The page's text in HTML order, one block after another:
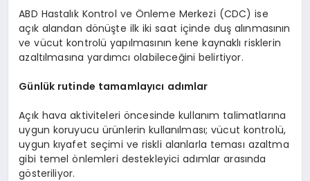
ABD Hastalık Kontrol ve Önleme Merkezi (CDC) ise
açık alandan dönüşte ilk iki saat içinde duş alınmasının
ve vücut kontrolü yapılmasının kene kaynaklı risklerin
azaltılmasına yardımcı olabileceğini belirtiyor.
Günlük rutinde tamamlayıcı adımlar
Açık hava aktiviteleri öncesinde kullanım talimatlarına
uygun koruyucu ürünlerin kullanılması; vücut kontrolü,
uygun kıyafet seçimi ve riskli alanlarla teması azaltma
gibi temel önlemleri destekleyici adımlar arasında
gösteriliyor.